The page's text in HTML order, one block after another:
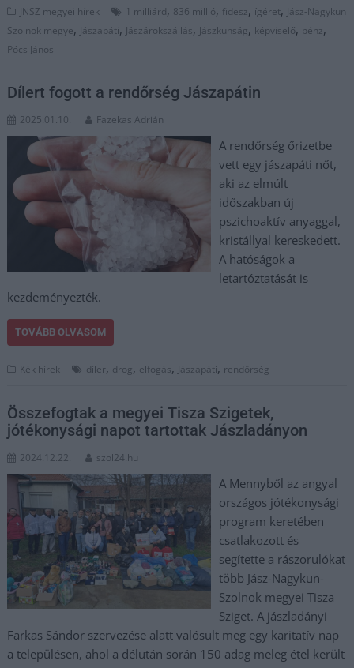
JNSZ megyei hírek 1 milliárd, 836 millió, fidesz, ígéret, Jász-Nagykun
Szolnok megye, Jászapáti, Jászárokszállás, Jászkunság, képviselő, pénz,
Pócs János
Dílert fogott a rendőrség Jászapátin
2025.01.10. Fazekas Adrián
A rendőrség őrizetbe
vett egy jászapáti nőt,
aki az elmúlt
időszakban új
pszichoaktív anyaggal,
kristállyal kereskedett.
A hatóságok a
letartóztatását is
kezdeményezték.
TOVÁBB OLVASOM
Kék hírek díler, drog, elfogás, Jászapáti, rendőrség
Összefogtak a megyei Tisza Szigetek,
jótékonysági napot tartottak Jászladányon
2024.12.22. szol24.hu
A Mennyből az angyal
országos jótékonysági
program keretében
csatlakozott és
segítette a rászorulókat
több Jász-Nagykun-
Szolnok megyei Tisza
Sziget. A jászladányi
Farkas Sándor szervezése alatt valósult meg egy karitatív nap
a településen, ahol a délután során 150 adag meleg étel került